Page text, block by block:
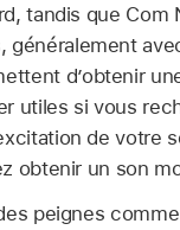
tandis que Com
généralement
d’obtenir
utiles si vous
de votre
obtenir un son
peignes